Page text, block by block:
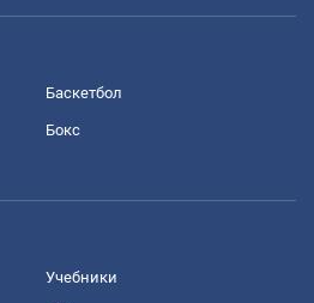
Баскетбол
Бокс
Учебники